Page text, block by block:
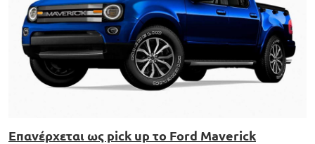
Επανέρχεται ως pick up το Ford Maverick